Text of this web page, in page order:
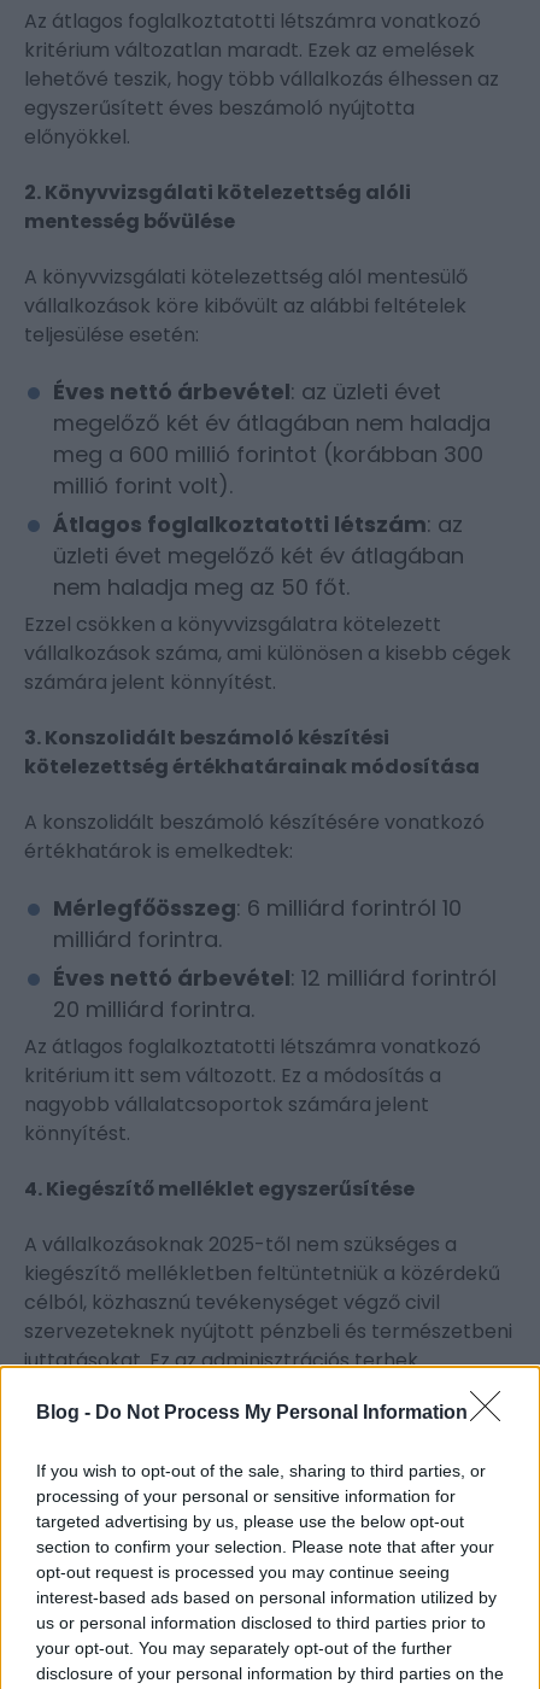
Blog - Do Not Process My Personal Information
If you wish to opt-out of the sale, sharing to third parties, or
processing of your personal or sensitive information for
targeted advertising by us, please use the below opt-out
section to confirm your selection. Please note that after your
opt-out request is processed you may continue seeing
interest-based ads based on personal information utilized by
us or personal information disclosed to third parties prior to
your opt-out. You may separately opt-out of the further
disclosure of your personal information by third parties on the
Az átlagos foglalkoztatotti létszámra vonatkozó
kritérium változatlan maradt. Ezek az emelések
lehetővé teszik, hogy több vállalkozás élhessen az
egyszerűsített éves beszámoló nyújtotta
előnyökkel.
2. Könyvvizsgálati kötelezettség alóli
mentesség bővülése
A könyvvizsgálati kötelezettség alól mentesülő
vállalkozások köre kibővült az alábbi feltételek
teljesülése esetén:
Éves nettó árbevétel: az üzleti évet
megelőző két év átlagában nem haladja
meg a 600 millió forintot (korábban 300
millió forint volt).
Átlagos foglalkoztatotti létszám: az
üzleti évet megelőző két év átlagában
nem haladja meg az 50 főt.
Ezzel csökken a könyvvizsgálatra kötelezett
vállalkozások száma, ami különösen a kisebb cégek
számára jelent könnyítést.
3. Konszolidált beszámoló készítési
kötelezettség értékhatárainak módosítása
A konszolidált beszámoló készítésére vonatkozó
értékhatárok is emelkedtek:
Mérlegfőösszeg: 6 milliárd forintról 10
milliárd forintra.
Éves nettó árbevétel: 12 milliárd forintról
20 milliárd forintra.
Az átlagos foglalkoztatotti létszámra vonatkozó
kritérium itt sem változott. Ez a módosítás a
nagyobb vállalatcsoportok számára jelent
könnyítést.
4. Kiegészítő melléklet egyszerűsítése
A vállalkozásoknak 2025-től nem szükséges a
kiegészítő mellékletben feltüntetniük a közérdekű
célból, közhasznú tevékenységet végző civil
szervezeteknek nyújtott pénzbeli és természetbeni
juttatásokat. Ez az adminisztrációs terhek
elmulasztásának következményei
Amennyiben egy vállalkozás nem tesz eleget a
beszámoló, fenntarthatósági jelentés vagy egyéb
kötelező dokumentumok letétbe helyezési és
közzétételi kötelezettségének, bármely harmadik
fél kezdeményezhet cégbírósági törvényességi
felügyeleti eljárást. Ezért különösen fontos a